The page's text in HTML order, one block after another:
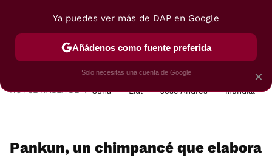
POSTRES VIAJES SELECCIÓN VEGUI
HOY SE HABLA DE Cena Lidl José Andrés Mundial
Pankun, un chimpancé que elabora
×
Ya puedes ver más de DAP en Google
Añádenos como fuente preferida
Solo necesitas una cuenta de Google